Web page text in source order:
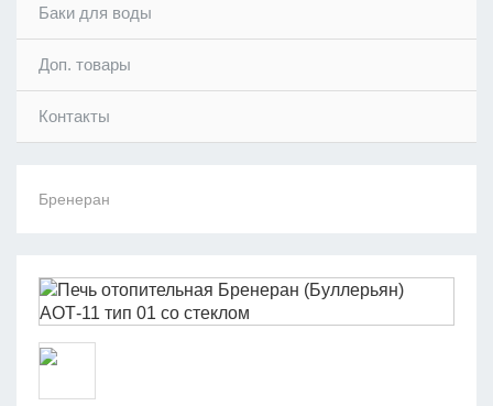
Баки для воды
Доп. товары
Контакты
Бренеран